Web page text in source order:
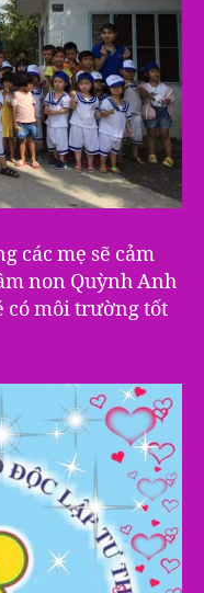
các mẹ sẽ cảm
non Quỳnh Anh
có môi trường tốt